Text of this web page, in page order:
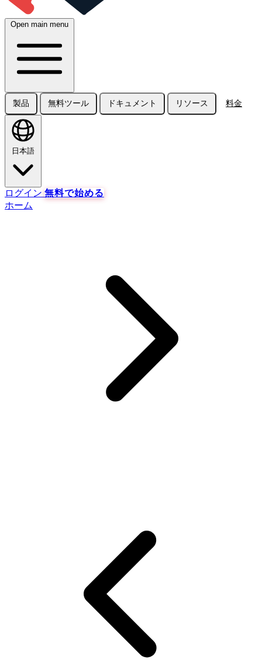
Open main menu
製品 無料ツール ドキュメント リソース 料金
日本語
ログイン 無料で始める
ホーム